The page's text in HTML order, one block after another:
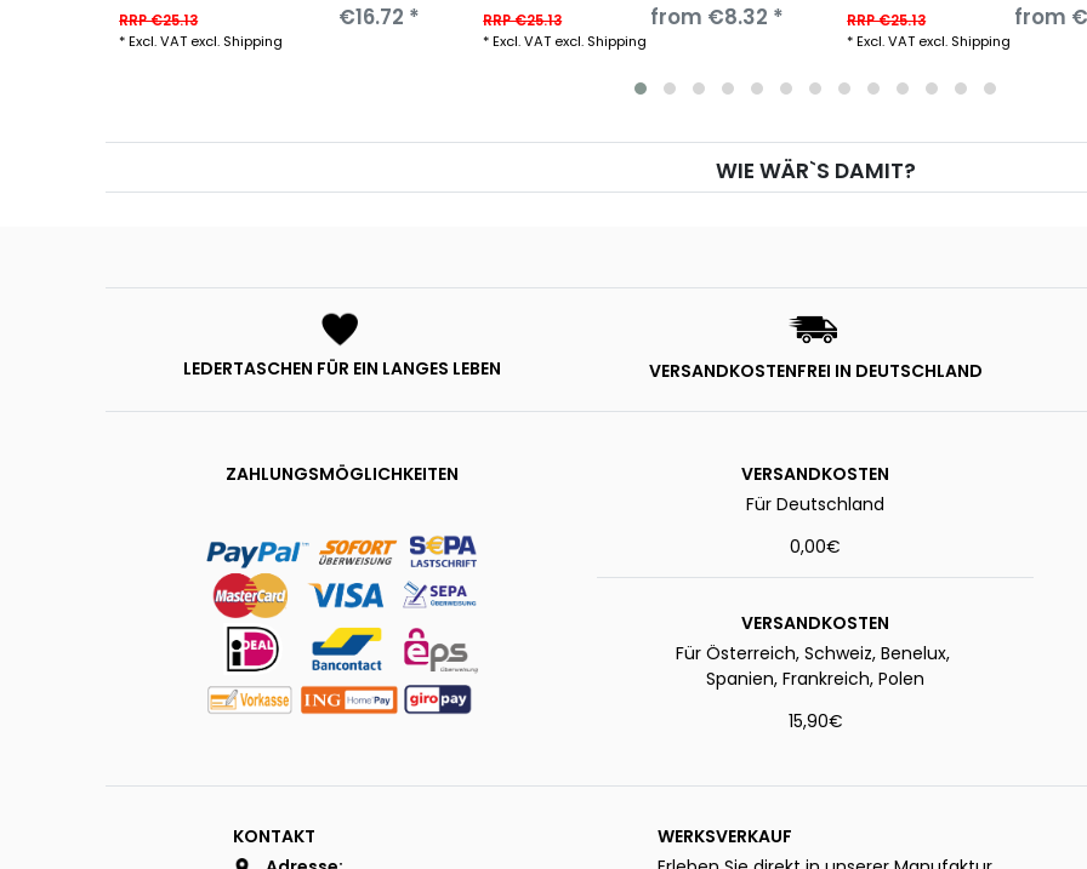
RRP €25.13 €16.72 *
*Excl. VAT excl. Shipping
RRP €25.13 from €8.32 *
*Excl. VAT excl. Shipping
RRP €25.13 from
*Excl. VAT excl. Shipping
WIE WÄR`S DAMIT?
LEDERTASCHEN FÜR EIN LANGES LEBEN VERSANDKOSTENFREI IN DEUTSCHLAND
ZAHLUNGSMÖGLICHKEITEN
VERSANDKOSTEN
Für Deutschland
0,00€
VERSANDKOSTEN
Für Österreich, Schweiz, Benelux,
Spanien, Frankreich, Polen
15,90€
KONTAKT
WERKSVERKAUF